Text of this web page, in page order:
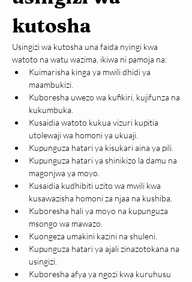
kutosha
Usingizi wa kutosha una faida nyingi kwa
watoto na watu wazima, ikiwa ni pamoja na:
Kuimarisha kinga ya mwili dhidi ya
maambukizi.
Kuboresha uwezo wa kufikiri, kujifunza na
kukumbuka.
Kusaidia watoto kukua vizuri kupitia
utolewaji wa homoni ya ukuaji.
Kupunguza hatari ya kisukari aina ya pili.
Kupunguza hatari ya shinikizo la damu na
magonjwa ya moyo.
Kusaidia kudhibiti uzito wa mwili kwa
kusawazisha homoni za njaa na kushiba.
Kuboresha hali ya moyo na kupunguza
msongo wa mawazo.
Kuongeza umakini kazini na shuleni.
Kupunguza hatari ya ajali zinazotokana na
usingizi.
Kuboresha afya ya ngozi kwa kuruhusu